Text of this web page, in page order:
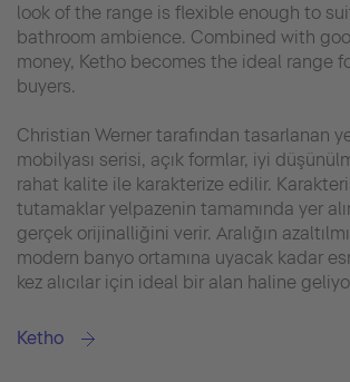
look of the range is flexible enough to
bathroom ambience. Combined with
money, Ketho becomes the ideal range
buyers.
Christian Werner tarafından tasarlanan
mobilyası serisi, açık formlar, iyi
rahat kalite ile karakterize edilir.
tutamaklar yelpazenin tamamında yer
gerçek orijinalliğini verir. Aralığın
modern banyo ortamına uyacak kadar
kez alıcılar için ideal bir alan haline
Ketho